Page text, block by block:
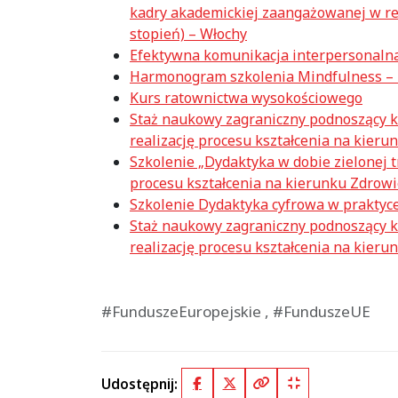
kadry akademickiej zaangażowanej w
stopień) – Włochy
Efektywna komunikacja
Harmonogram szkolenia Mindfulness –
Kurs ratownictwa wysokościowego
Staż naukowy zagraniczny
realizację procesu kształcenia na
Szkolenie „Dydaktyka w dobie zielonej
procesu kształcenia na kierunku
Szkolenie Dydaktyka cyfrowa w
Staż naukowy zagraniczny
realizację procesu kształcenia na
#FunduszeEuropejskie , #FunduszeUE
Udostępnij: FacebookX (Twitter)
Kopiuj pełny link
Kopiuj krótki